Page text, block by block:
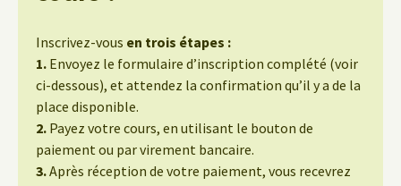
Inscrivez-vous en trois étapes :
1. Envoyez le formulaire d’inscription complété (voir
ci-dessous), et attendez la confirmation qu’il y a de la
place disponible.
2. Payez votre cours, en utilisant le bouton de
paiement ou par virement bancaire.
3.Après réception de votre paiement, vous recevrez